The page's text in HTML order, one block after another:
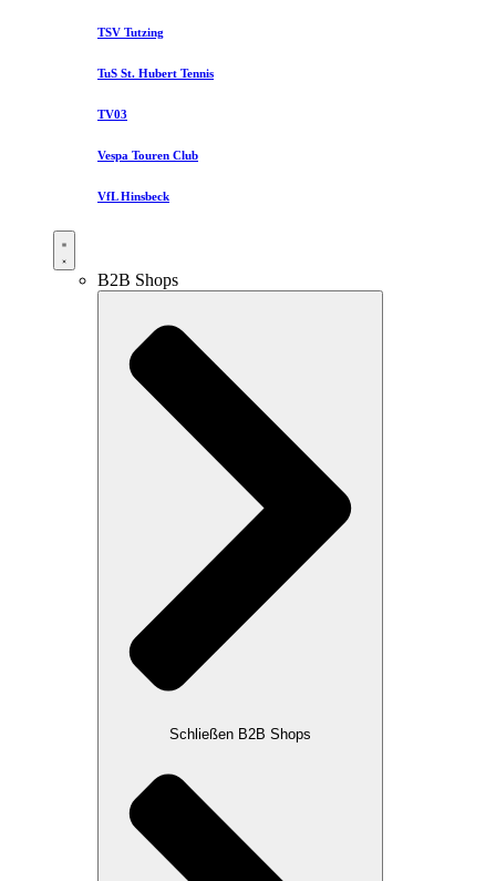
TSV Tutzing
TuS St. Hubert Tennis
TV03
Vespa Touren Club
VfL Hinsbeck
B2B Shops
Schließen B2B Shops